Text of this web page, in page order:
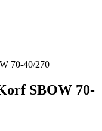
70-40/270
SBOW 70-